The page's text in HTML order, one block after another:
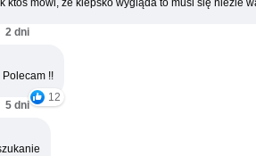
ktoś mówi, że kiepsko wygląda to musi się nieźle
2 dni
!!
12
5 dni